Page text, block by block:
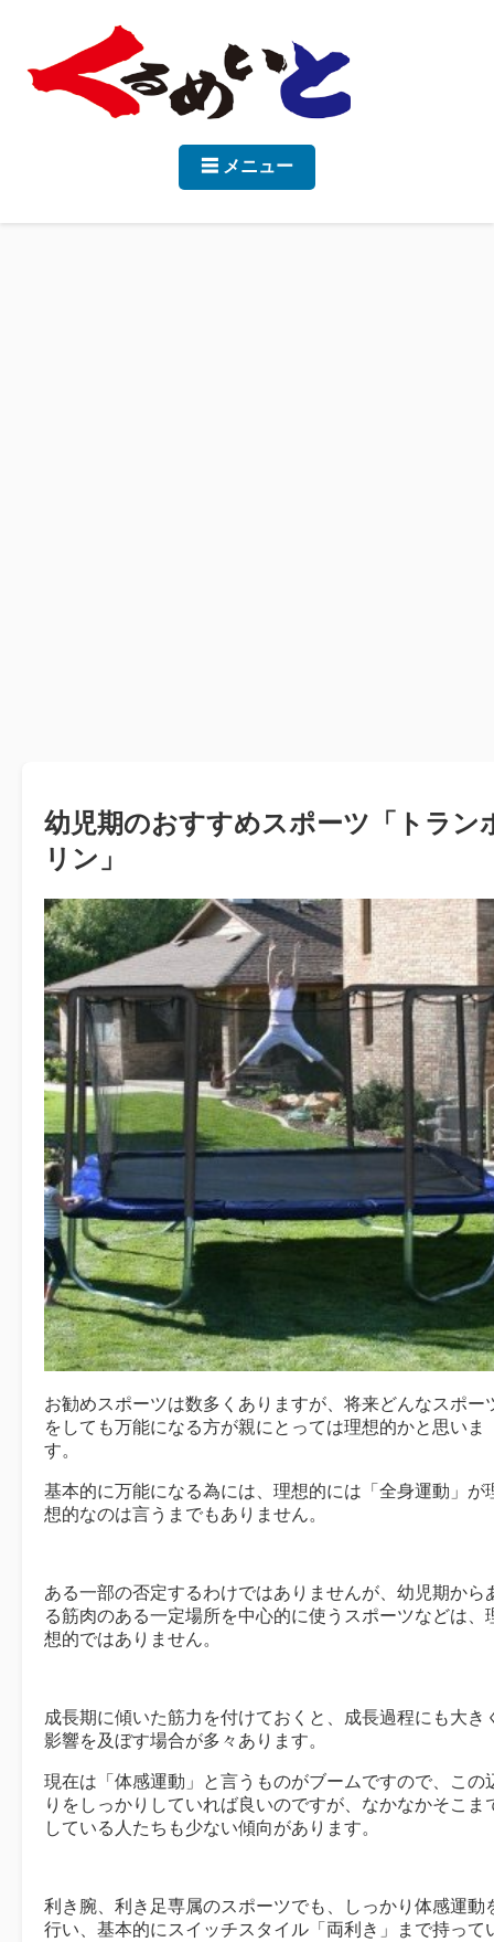
☰ メニュー
幼児期のおすすめスポーツ「トラン
リン」
お勧めスポーツは数多くありますが、将来どんなスポー
をしても万能になる方が親にとっては理想的かと思いま
す。
基本的に万能になる為には、理想的には「全身運動」が
想的なのは言うまでもありません。
ある一部の否定するわけではありませんが、幼児期から
る筋肉のある一定場所を中心的に使うスポーツなどは、
想的ではありません。
成長期に傾いた筋力を付けておくと、成長過程にも大き
影響を及ぼす場合が多々あります。
現在は「体感運動」と言うものがブームですので、この
りをしっかりしていれば良いのですが、なかなかそこま
している人たちも少ない傾向があります。
利き腕、利き足専属のスポーツでも、しっかり体感運動
行い、基本的にスイッチスタイル「両利き」まで持って